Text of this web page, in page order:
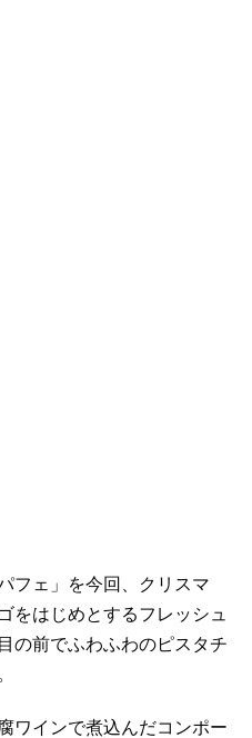
フェ」を今回、クリスマ
をはじめとするフレッシュ
の前でふわふわのピスタチ
ワインで煮込んだコンポー